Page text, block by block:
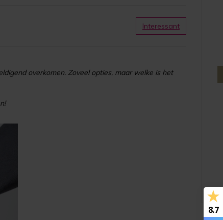
Interessant
overkomen. Zoveel opties, maar welke is het
8.7